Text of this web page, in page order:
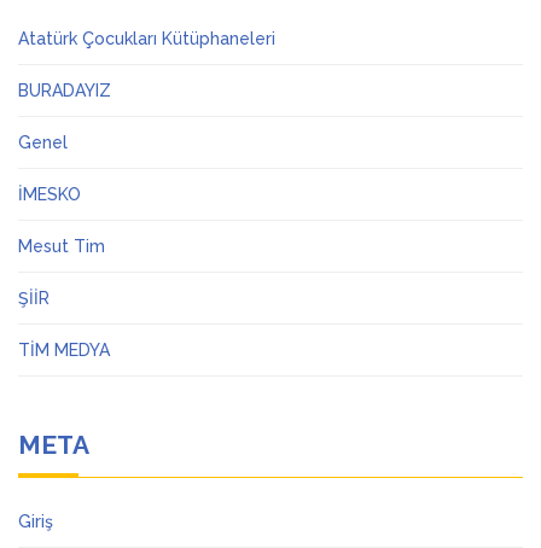
Atatürk Çocukları Kütüphaneleri
BURADAYIZ
Genel
İMESKO
Mesut Tim
ŞİİR
TİM MEDYA
META
Giriş